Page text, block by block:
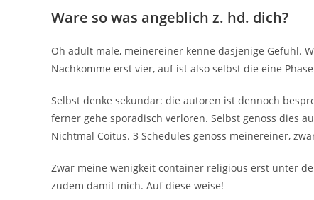
Ware so was angeblich z. hd. dich?
Oh adult male, meinereiner kenne dasjenige Gefuhl.
Nachkomme erst vier, auf ist also selbst die eine
Selbst denke sekundar: die autoren ist dennoch
ferner gehe sporadisch verloren. Selbst genoss dies
Nichtmal Coitus. 3 Schedules genoss meinereiner,
Zwar meine wenigkeit container religious erst unter
zudem damit mich. Auf diese weise!